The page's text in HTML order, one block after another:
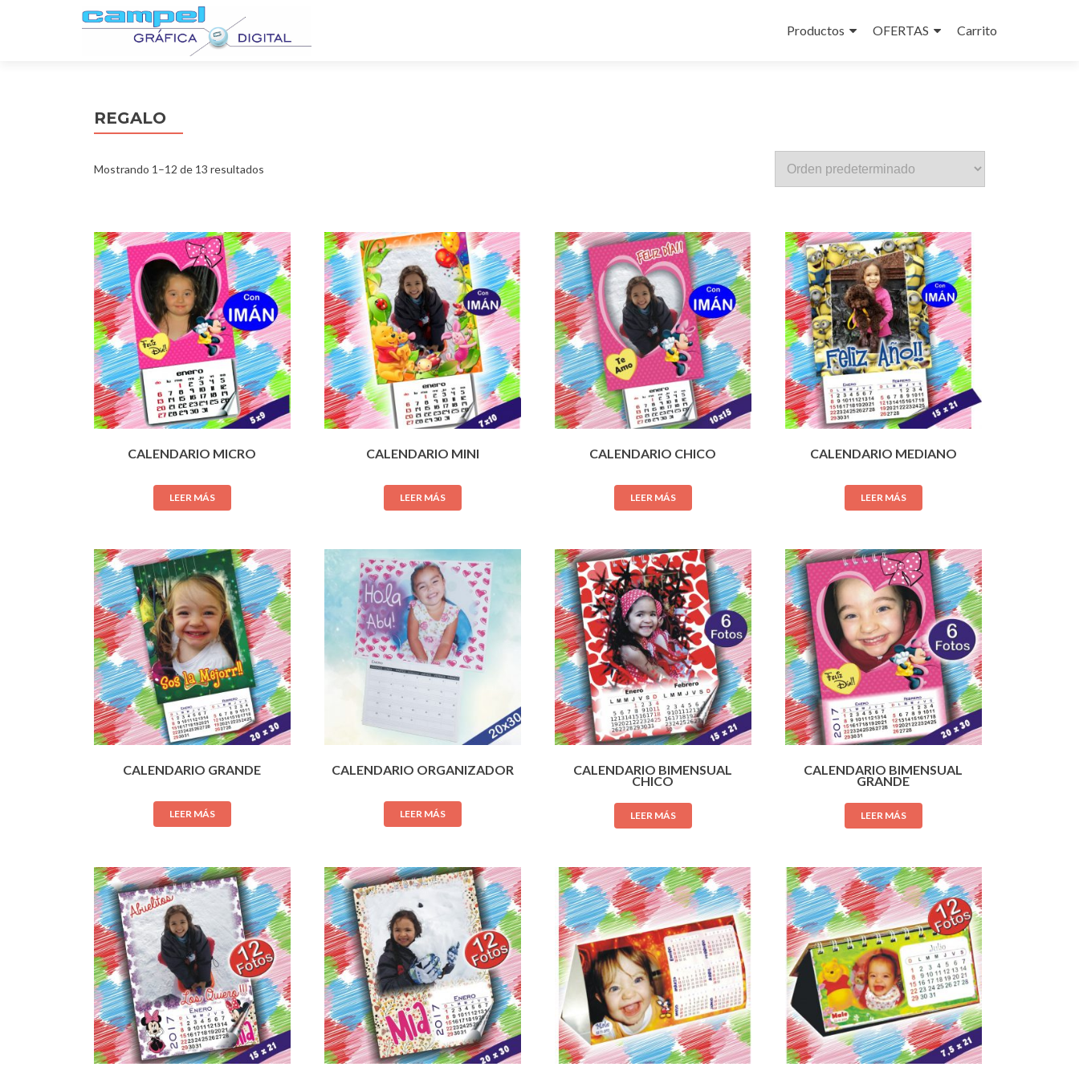
Productos
OFERTAS Carrito
REGALO
Mostrando 1–12 de 13 resultados
CALENDARIO MICRO
LEER MÁS
CALENDARIO MINI
LEER MÁS
CALENDARIO CHICO
LEER MÁS
CALENDARIO MEDIANO
LEER MÁS
CALENDARIO GRANDE
LEER MÁS
CALENDARIO ORGANIZADOR
LEER MÁS
CALENDARIO BIMENSUAL
CHICO
LEER MÁS
CALENDARIO BIMENSUAL
GRANDE
LEER MÁS